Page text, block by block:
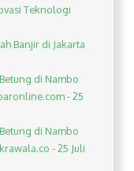
Teknologi
Banjir di Jakarta
di Nambo
- 25
di Nambo
- 25 Juli